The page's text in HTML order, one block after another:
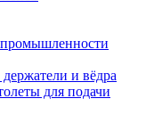
и вёдра
для подачи